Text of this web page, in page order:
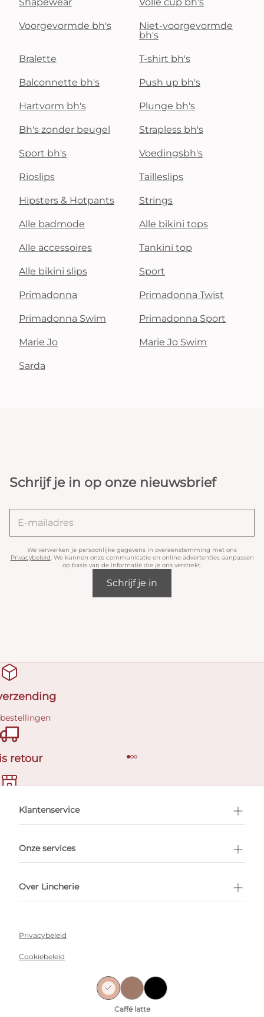
Caffé latte
Voorgevormde bh's
Niet-voorgevormde
bh's
Bralette T-shirt bh's
Balconnette bh's Push up bh's
Hartvorm bh's Plunge bh's
Bh's zonder beugel Strapless bh's
Sport bh's Voedingsbh's
Rioslips Tailleslips
Hipsters & Hotpants Strings
Alle badmode Alle bikini tops
Alle accessoires Tankini top
Alle bikini slips Sport
Primadonna Primadonna Twist
Primadonna Swim Primadonna Sport
Marie Jo Marie Jo Swim
Sarda
Schrijf je in op onze nieuwsbrief
We verwerken je persoonlijke gegevens in overeenstemming met ons
Privacybeleid. We kunnen onze communicatie en online advertenties aanpassen
op basis van de informatie die je ons verstrekt.
Schrijf je in
retour
afspraak
Klantenservice
Onze services
Over Lincherie
Privacybeleid
Cookiebeleid
Algemene voorwaarden
Lincherie 2026 Alle rechten voorbehouden